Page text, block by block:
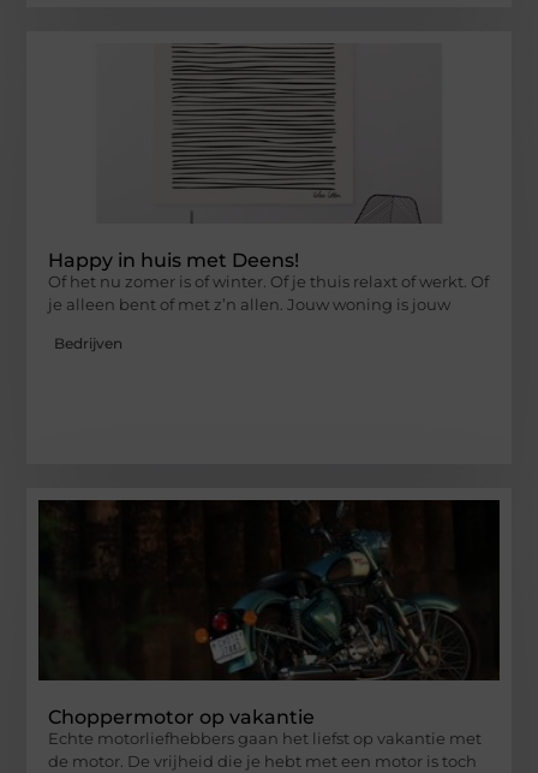
Happy in huis met Deens!
Of het nu zomer is of winter. Of je thuis relaxt of werkt. Of
je alleen bent of met z’n allen. Jouw woning is jouw
Bedrijven
Choppermotor op vakantie
Echte motorliefhebbers gaan het liefst op vakantie met
de motor. De vrijheid die je hebt met een motor is toch